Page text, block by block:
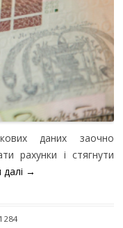
даних заочно
рахунки і стягнути
→